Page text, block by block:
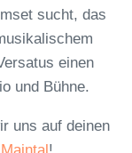
sucht, das
einen
und Bühne.
uns auf deinen